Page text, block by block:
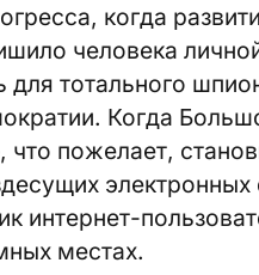
когда
человека
тотального
Когда
пожелает,
интернет-
местах.